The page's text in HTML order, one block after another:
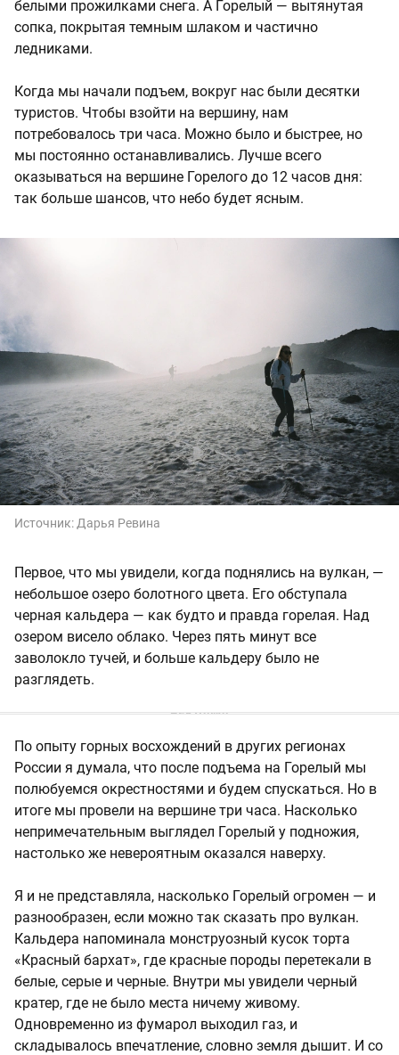
белыми прожилками снега. А Горелый — вытянутая
сопка, покрытая темным шлаком и частично
ледниками.
Когда мы начали подъем, вокруг нас были десятки
туристов. Чтобы взойти на вершину, нам
потребовалось три часа. Можно было и быстрее, но
мы постоянно останавливались. Лучше всего
оказываться на вершине Горелого до 12 часов дня:
так больше шансов, что небо будет ясным.
Источник: Дарья Ревина
Первое, что мы увидели, когда поднялись на вулкан, —
небольшое озеро болотного цвета. Его обступала
черная кальдера — как будто и правда горелая. Над
озером висело облако. Через пять минут все
заволокло тучей, и больше кальдеру было не
разглядеть.
По опыту горных восхождений в других регионах
России я думала, что после подъема на Горелый мы
полюбуемся окрестностями и будем спускаться. Но в
итоге мы провели на вершине три часа. Насколько
непримечательным выглядел Горелый у подножия,
настолько же невероятным оказался наверху.
Я и не представляла, насколько Горелый огромен — и
разнообразен, если можно так сказать про вулкан.
Кальдера напоминала монструозный кусок торта
«Красный бархат», где красные породы перетекали в
белые, серые и черные. Внутри мы увидели черный
кратер, где не было места ничему живому.
Одновременно из фумарол выходил газ, и
складывалось впечатление, словно земля дышит. И со